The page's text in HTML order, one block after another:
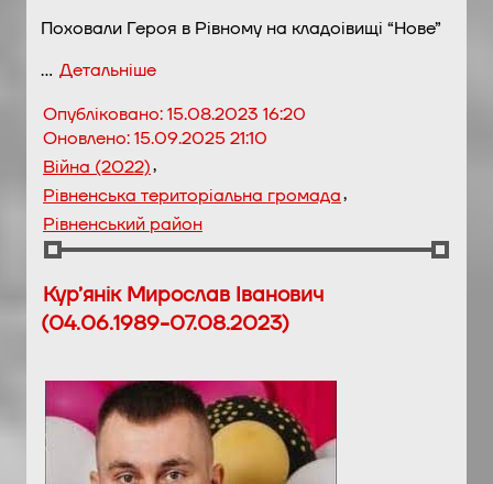
Поховали Героя в Рівному на кладоівищі “Нове”
… Детальніше
Опубліковано:15.08.2023 16:20
Оновлено:15.09.2025 21:10
Війна (2022),
Рівненська територіальна громада,
Рівненський район
Кур’янік Мирослав Іванович
(04.06.1989-07.08.2023)